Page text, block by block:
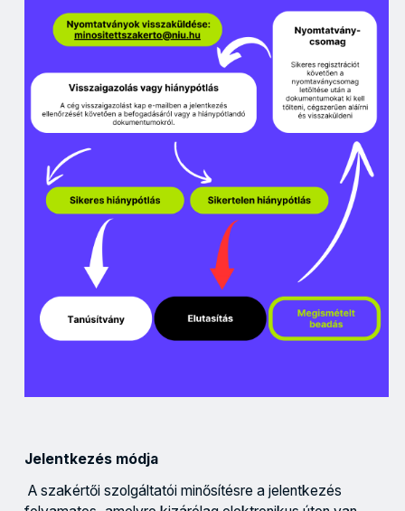
Jelentkezés módja
A szakértői szolgáltatói minősítésre a jelentkezés